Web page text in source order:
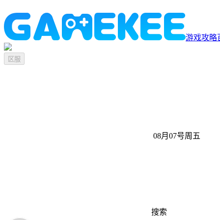
游戏攻略
区服
08月07号周五
搜索